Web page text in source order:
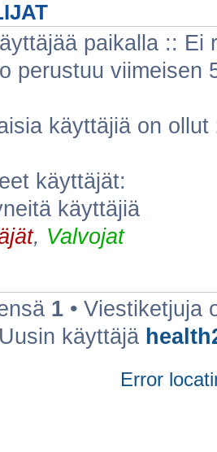
paikalla :: Ei
perustuu viimeisen
käyttäjiä on ollut
käyttäjät:
käyttäjiä
, Valvojat
1 • Viestiketjuja
käyttäjä
Error